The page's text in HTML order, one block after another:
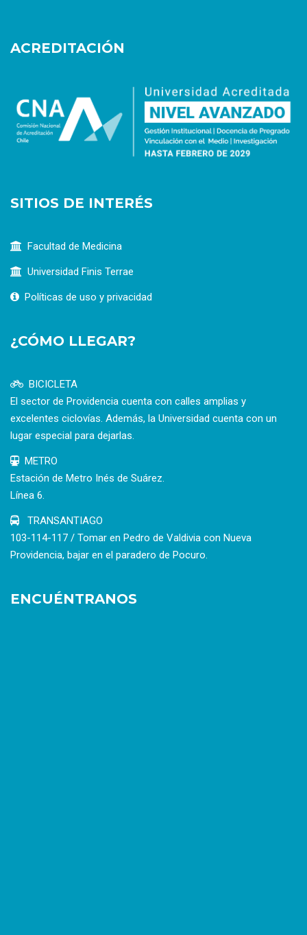
ACREDITACIÓN
SITIOS DE INTERÉS
Facultad de Medicina
Universidad Finis Terrae
Políticas de uso y privacidad
¿CÓMO LLEGAR?
BICICLETA
El sector de Providencia cuenta con calles amplias y
excelentes ciclovías. Además, la Universidad cuenta con un
lugar especial para dejarlas.
METRO
Estación de Metro Inés de Suárez.
Línea 6.
TRANSANTIAGO
103-114-117 / Tomar en Pedro de Valdivia con Nueva
Providencia, bajar en el paradero de Pocuro.
ENCUÉNTRANOS